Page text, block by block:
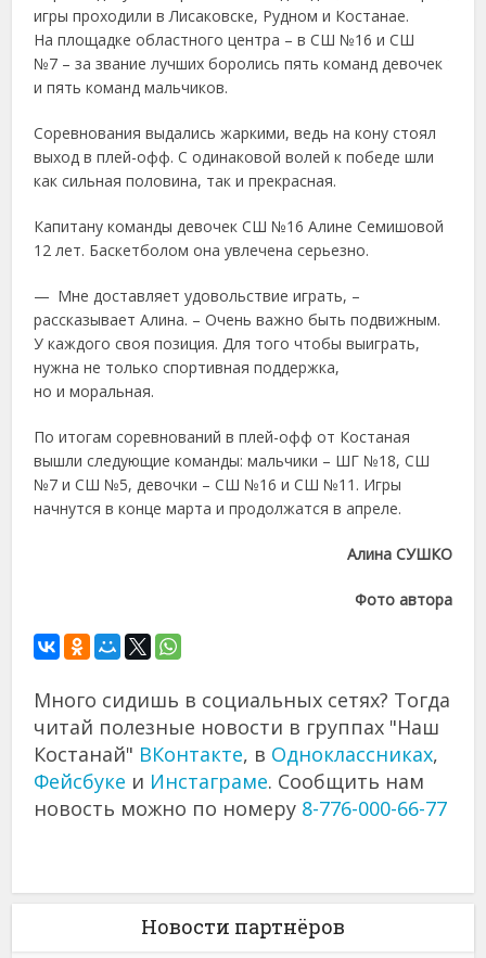
игры проходили в Лисаковске, Рудном и Костанае.
На площадке областного центра – в СШ №16 и СШ
№7 – за звание лучших боролись пять команд девочек
и пять команд мальчиков.
Соревнования выдались жаркими, ведь на кону стоял
выход в плей-офф. С одинаковой волей к победе шли
как сильная половина, так и прекрасная.
Капитану команды девочек СШ №16 Алине Семишовой
12 лет. Баскетболом она увлечена серьезно.
— Мне доставляет удовольствие играть, –
рассказывает Алина. – Очень важно быть подвижным.
У каждого своя позиция. Для того чтобы выиграть,
нужна не только спортивная поддержка,
но и моральная.
По итогам соревнований в плей-офф от Костаная
вышли следующие команды: мальчики – ШГ №18, СШ
№7 и СШ №5, девочки – СШ №16 и СШ №11. Игры
начнутся в конце марта и продолжатся в апреле.
Алина СУШКО
Фото автора
Много сидишь в социальных сетях? Тогда
читай полезные новости в группах "Наш
Костанай" ВКонтакте, в Одноклассниках,
Фейсбуке и Инстаграме. Сообщить нам
новость можно по номеру 8-776-000-66-77
Новости партнёров